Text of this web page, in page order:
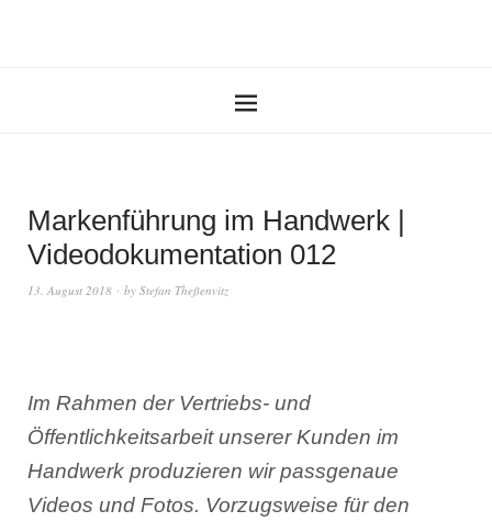
Markenführung im Handwerk |
Videodokumentation 012
13. August 2018 by Stefan Theßenvitz
Im Rahmen der Vertriebs- und
Öffentlichkeitsarbeit unserer Kunden im
Handwerk produzieren wir passgenaue
Videos und Fotos. Vorzugsweise für den